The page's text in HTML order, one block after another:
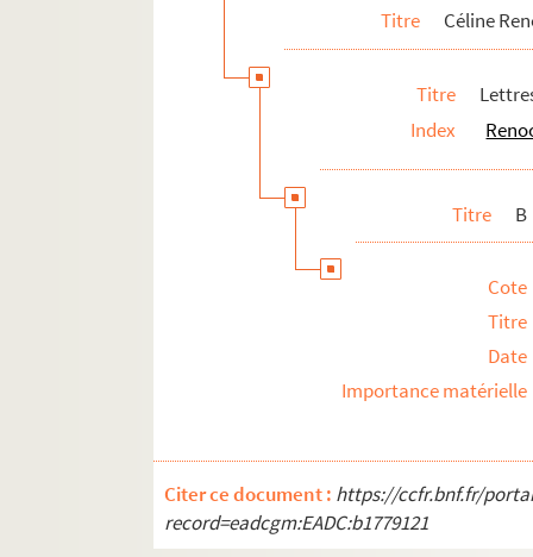
F
J
Q
R
S
Titre Céline
Titre
Index
Titre B
Cote
Titre
Date
Importance matérielle
Citer ce document : https://ccfr.bnf.fr/
record=eadcgm:EADC:b1779121